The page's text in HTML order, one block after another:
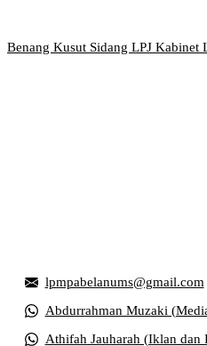
Benang Kusut Sidang LPJ Kabinet
lpmpabelanums@gmail.com
Abdurrahman Muzaki
Athifah Jauharah (Iklan dan